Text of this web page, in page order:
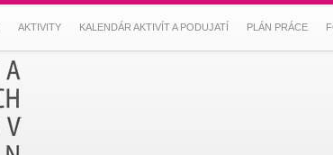
AKTIVITY KALENDÁR AKTIVÍT A PODUJATÍ PLÁN PRÁCE